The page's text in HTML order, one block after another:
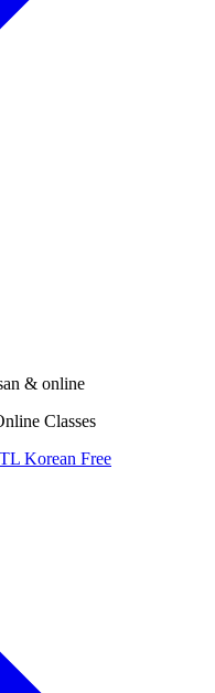
& online
Classes
Korean Free